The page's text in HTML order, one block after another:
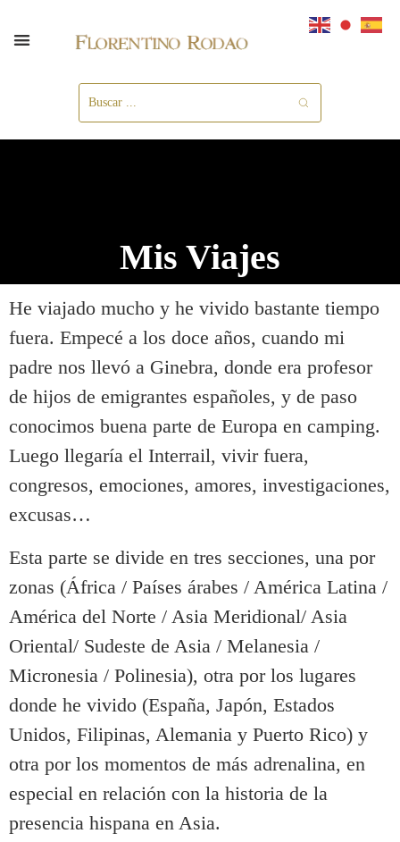
Mis Viajes
He viajado mucho y he vivido bastante tiempo
fuera. Empecé a los doce años, cuando mi
padre nos llevó a Ginebra, donde era profesor
de hijos de emigrantes españoles, y de paso
conocimos buena parte de Europa en camping.
Luego llegaría el Interrail, vivir fuera,
congresos, emociones, amores, investigaciones,
excusas…
Esta parte se divide en tres secciones, una por
zonas (África / Países árabes / América Latina /
América del Norte / Asia Meridional/ Asia
Oriental/ Sudeste de Asia / Melanesia /
Micronesia / Polinesia), otra por los lugares
donde he vivido (España, Japón, Estados
Unidos, Filipinas, Alemania y Puerto Rico) y
otra por los momentos de más adrenalina, en
especial en relación con la historia de la
presencia hispana en Asia.